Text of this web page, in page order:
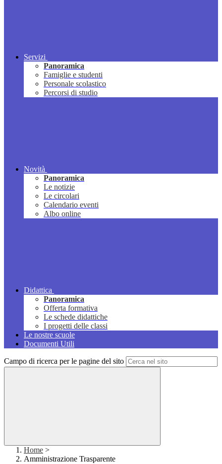
Servizi
Panoramica
Famiglie e studenti
Personale scolastico
Percorsi di studio
Novità
Panoramica
Le notizie
Le circolari
Calendario eventi
Albo online
Didattica
Panoramica
Offerta formativa
Le schede didattiche
I progetti delle classi
Le nostre scuole
Documenti Utili
Campo di ricerca per le pagine del sito
Home >
Amministrazione Trasparente